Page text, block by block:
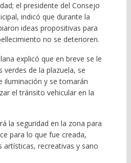
el presidente del Consejo
indicó que durante la
ideas propositivas para
no se deterioren.
explicó que en breve se le
de la plazuela, se
iluminación y se tomarán
el tránsito vehicular en la
la seguridad en la zona para
para lo que fue creada,
artísticas, recreativas y sano